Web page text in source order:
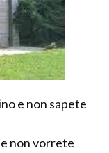
e non sapete
non vorrete